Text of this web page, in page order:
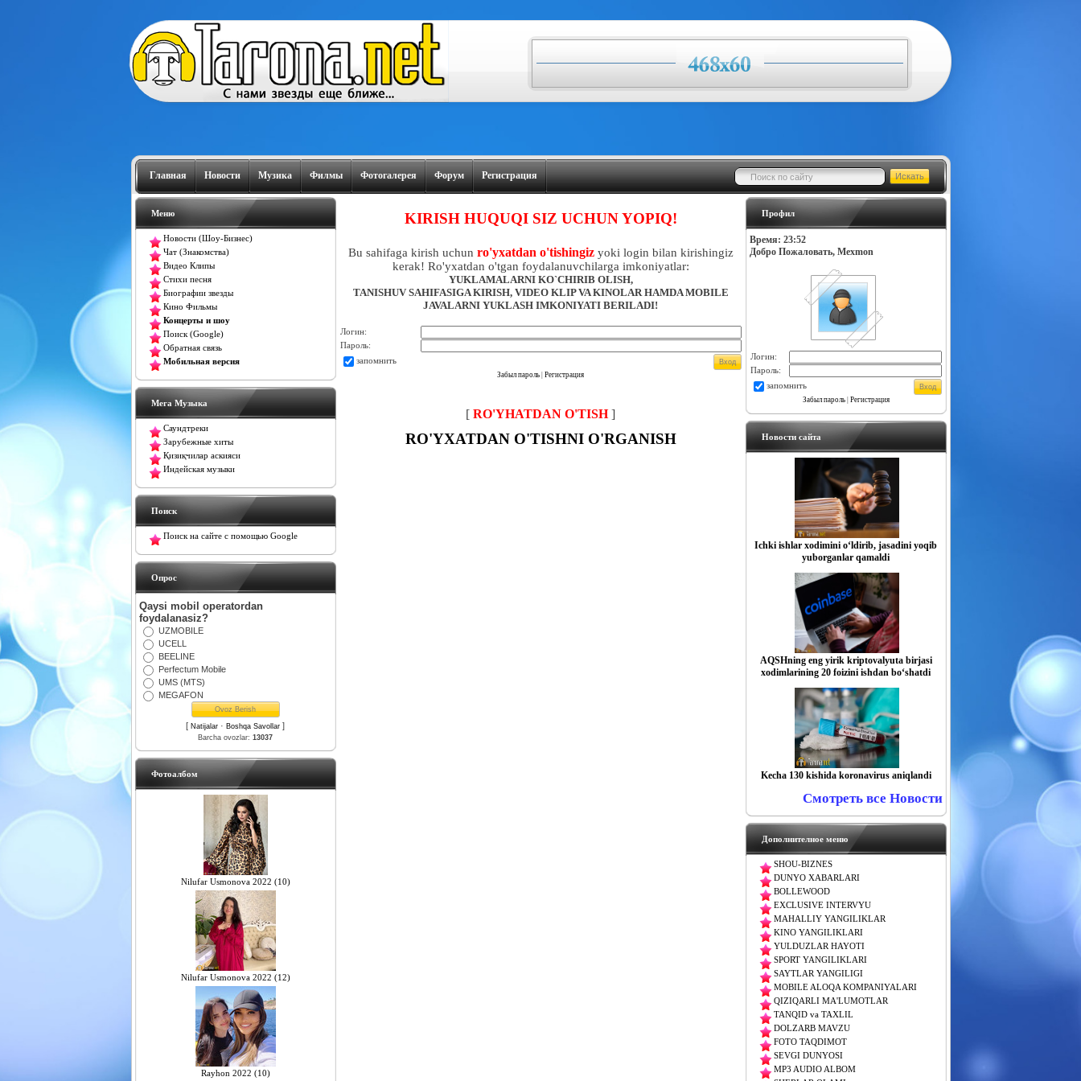
Главная Новости Музика Филмы Фотогалерея Форум Регистрация
Меню
Новости (Шоу-Бизнес)
Чат (Знакомства)
Видео Клипы
Стихи песня
Биографии звезды
Кино Фильмы
Концерты и шоу
Поиск (Google)
Обратная связь
Мобильная версия
Мега Музыка
Саундтреки
Зарубежные хиты
Қизиқчилар аскияси
Индейская музыки
Поиск
Поиск на сайте с помощью Google
Oпрос
Qaysi mobil operatordan
foydalanasiz?
UZMOBILE
UCELL
BEELINE
Perfectum Mobile
UMS (MTS)
MEGAFON
[ Natijalar · Boshqa Savollar ]
Barcha ovozlar: 13037
Фотоалбом
Nilufar Usmonova 2022 (10)
Nilufar Usmonova 2022 (12)
Rayhon 2022 (10)
KIRISH HUQUQI SIZ UCHUN YOPIQ!
Bu sahifaga kirish uchun ro'yxatdan o'tishingizyoki login bilan kirishingiz
kerak! Ro'yxatdan o'tgan foydalanuvchilarga imkoniyatlar:
YUKLAMALARNI KO`CHIRIB OLISH,
TANISHUV SAHIFASIGA KIRISH, VIDEO KLIP VA KINOLAR HAMDA MOBILE
JAVALARNI YUKLASH IMKONIYATI BERILADI!
Логин:
Пароль:
запомнить
Забыл пароль Регистрация
[ RO'YHATDAN O'TISH]
RO'YXATDAN O'TISHNI O'RGANISH
Профил
Время: 23:52
Добро Пожаловать, Mexmon
Логин:
Пароль:
запомнить
Забыл пароль| Регистрация
Новости сайта
Ichki ishlar xodimini o‘ldirib, jasadini yoqib
yuborganlar qamaldi
AQSHning eng yirik kriptovalyuta birjasi
xodimlarining 20 foizini ishdan bo‘shatdi
Kecha 130 kishida koronavirus aniqlandi
Смотреть все Новости
Дополнителное меню
SHOU-BIZNES
DUNYO XABARLARI
BOLLEWOOD
EXCLUSIVE INTERVYU
MAHALLIY YANGILIKLAR
KINO YANGILIKLARI
YULDUZLAR HAYOTI
SPORT YANGILIKLARI
SAYTLAR YANGILIGI
MOBILE ALOQA KOMPANIYALARI
QIZIQARLI MA'LUMOTLAR
TANQID va TAXLIL
DOLZARB MAVZU
FOTO TAQDIMOT
SEVGI DUNYOSI
MP3 AUDIO ALBOM